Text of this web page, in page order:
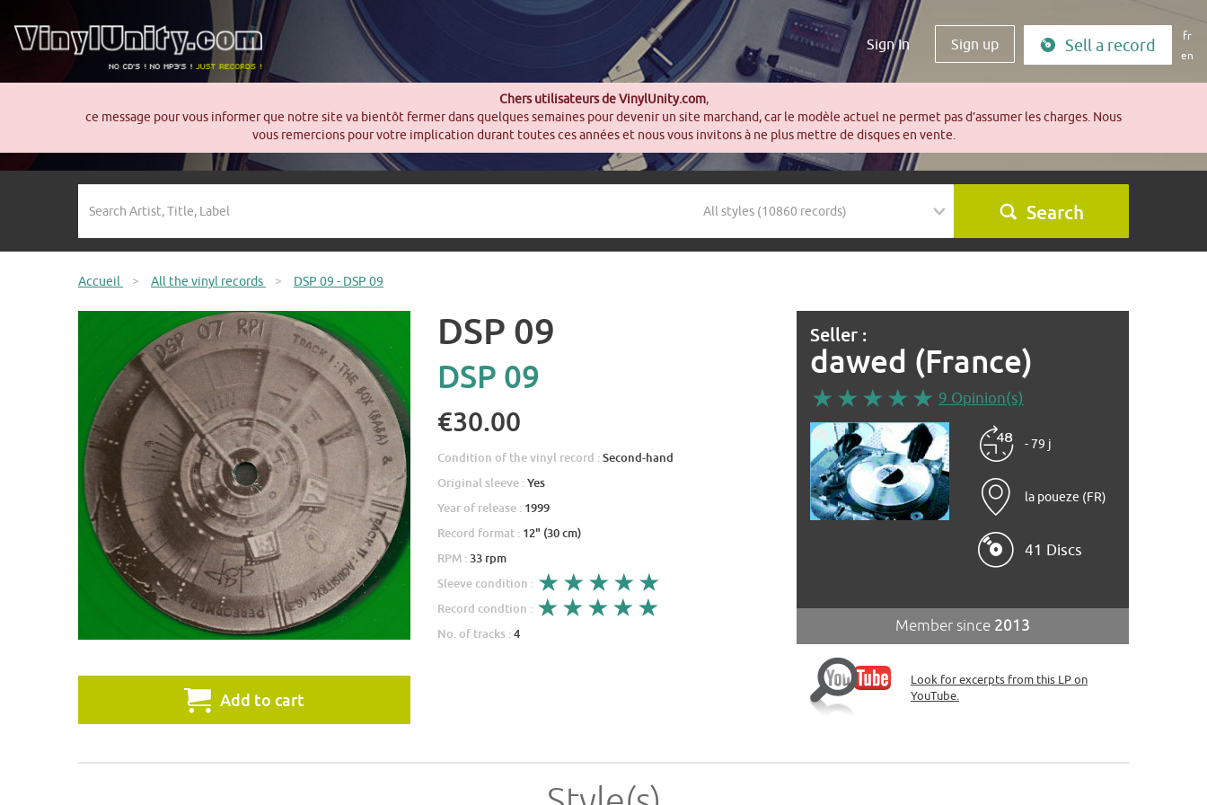
Chers utilisateurs de VinylUnity.com,
ce message pour vous informer que notre site va bientôt fermer dans quelques semaines pour devenir un site marchand, car le modèle actuel ne permet pas d’assumer les charges. Nous
vous remercions pour votre implication durant toutes ces années et nous vous invitons à ne plus mettre de disques en vente.
Sign In Sign up Sell a record
fr
en
Search
Accueil > All the vinyl records > DSP 09 - DSP 09
Add to cart
DSP 09
DSP 09
€30.00
Condition of the vinyl record :Second-hand
Original sleeve :Yes
Year of release : 1999
Record format : 12" (30 cm)
RPM : 33 rpm
Sleeve condition :
Record condtion :
No. of tracks :4
Seller :
dawed (France)
9 Opinion(s)
- 79 j
la poueze (FR)
41 Discs
Member since 2013
Look for excerpts from this LP on
YouTube.